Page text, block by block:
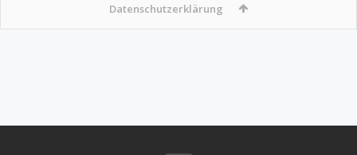
Datenschutzerklärung